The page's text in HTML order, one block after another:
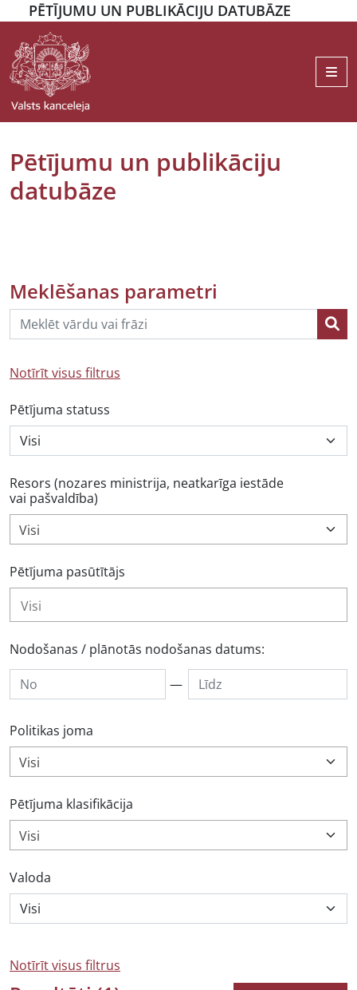
PĒTĪJUMU UN PUBLIKĀCIJU DATUBĀZE
Pētījumu un publikāciju
datubāze
Meklēšanas parametri
Notīrīt visus filtrus
Pētījuma statuss
Resors (nozares ministrija, neatkarīga iestāde
vai pašvaldība)
Visi
Pētījuma pasūtītājs
Nodošanas / plānotās nodošanas datums:
—
Politikas joma
Visi
Pētījuma klasifikācija
Visi
Valoda
Notīrīt visus filtrus